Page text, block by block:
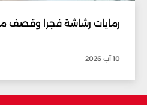
رمايات رشاشة فجرا وقصف
10 آب 2026